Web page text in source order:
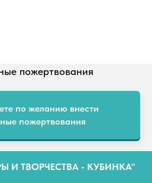
пожертвования
по желанию внести
пожертвования
И ТВОРЧЕСТВА - КУБИНКА"